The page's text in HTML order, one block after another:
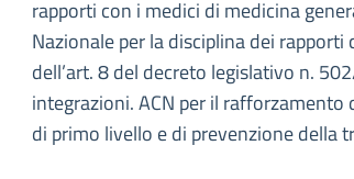
rapporti con i medici di medicina
Nazionale per la disciplina dei
dell’art. 8 del decreto legislativo n.
integrazioni. ACN per il
di primo livello e di prevenzione della